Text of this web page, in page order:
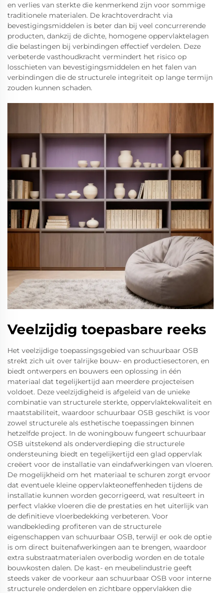
en verlies van sterkte die kenmerkend zijn voor sommige
traditionele materialen. De krachtoverdracht via
bevestigingsmiddelen is beter dan bij veel concurrerende
producten, dankzij de dichte, homogene oppervlaktelagen
die belastingen bij verbindingen effectief verdelen. Deze
verbeterde vasthoudkracht vermindert het risico op
losschieten van bevestigingsmiddelen en het falen van
verbindingen die de structurele integriteit op lange termijn
zouden kunnen schaden.
Veelzijdig toepasbare reeks
Het veelzijdige toepassingsgebied van schuurbaar OSB
strekt zich uit over talrijke bouw- en productiesectoren, en
biedt ontwerpers en bouwers een oplossing in één
materiaal dat tegelijkertijd aan meerdere projecteisen
voldoet. Deze veelzijdigheid is afgeleid van de unieke
combinatie van structurele sterkte, oppervlaktekwaliteit en
maatstabiliteit, waardoor schuurbaar OSB geschikt is voor
zowel structurele als esthetische toepassingen binnen
hetzelfde project. In de woningbouw fungeert schuurbaar
OSB uitstekend als onderverdieping die structurele
ondersteuning biedt en tegelijkertijd een glad oppervlak
creëert voor de installatie van eindafwerkingen van vloeren.
De mogelijkheid om het materiaal te schuren zorgt ervoor
dat eventuele kleine oppervlakteoneffenheden tijdens de
installatie kunnen worden gecorrigeerd, wat resulteert in
perfect vlakke vloeren die de prestaties en het uiterlijk van
de definitieve vloerbedekking verbeteren. Voor
wandbekleding profiteren van de structurele
eigenschappen van schuurbaar OSB, terwijl er ook de optie
is om direct buitenafwerkingen aan te brengen, waardoor
extra substraatmaterialen overbodig worden en de totale
bouwkosten dalen. De kast- en meubelindustrie geeft
steeds vaker de voorkeur aan schuurbaar OSB voor interne
structurele onderdelen en zichtbare oppervlakken die